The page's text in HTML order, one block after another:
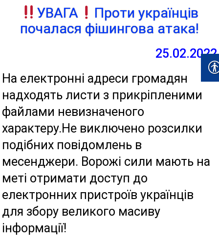
УВАГА
Проти українців
почалася фішингова атака!
25.02.2022
На електронні адреси громадян
надходять листи з прикріпленими
файлами невизначеного
характеру.Не виключено розсилки
подібних повідомлень в
месенджери. Ворожі сили мають на
меті отримати доступ до
електронних пристроїв українців
для збору великого масиву
інформації!